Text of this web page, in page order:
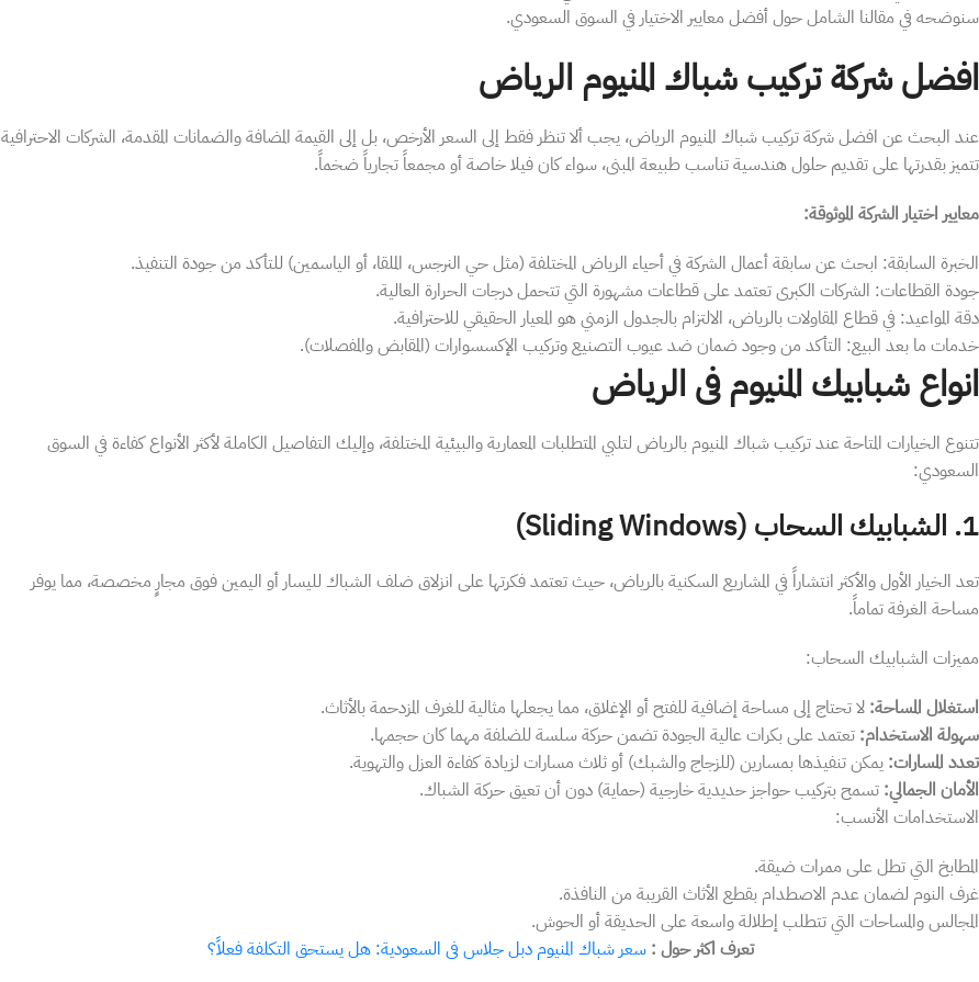
سنوضحه في مقالنا الشامل حول أفضل معايير الاختيار في السوق السعودي.
​افضل شركة تركيب شباك المنيوم الرياض
​عند البحث عن افضل شركة تركيب شباك المنيوم الرياض، يجب ألا تنظر فقط إلى السعر الأرخص، بل إلى القيمة المضافة والضمانات المقدمة، الشركات الاحترافية
تتميز بقدرتها على تقديم حلول هندسية تناسب طبيعة المبنى، سواء كان فيلا خاصة أو مجمعاً تجارياً ضخماً.
​معايير اختيار الشركة الموثوقة:
​الخبرة السابقة: ابحث عن سابقة أعمال الشركة في أحياء الرياض المختلفة (مثل حي النرجس، الملقا، أو الياسمين) للتأكد من جودة التنفيذ.
​جودة القطاعات: الشركات الكبرى تعتمد على قطاعات مشهورة التي تتحمل درجات الحرارة العالية.
​دقة المواعيد: في قطاع المقاولات بالرياض، الالتزام بالجدول الزمني هو المعيار الحقيقي للاحترافية.
​خدمات ما بعد البيع: التأكد من وجود ضمان ضد عيوب التصنيع وتركيب الإكسسوارات (المقابض والمفصلات).
انواع شبابيك المنيوم فى الرياض
​تتنوع الخيارات المتاحة عند تركيب شباك المنيوم بالرياض لتلبي المتطلبات المعمارية والبيئية المختلفة، وإليك التفاصيل الكاملة لأكثر الأنواع كفاءة في السوق
السعودي:
​1. الشبابيك السحاب (Sliding Windows)
​تعد الخيار الأول والأكثر انتشاراً في المشاريع السكنية بالرياض، حيث تعتمد فكرتها على انزلاق ضلف الشباك لليسار أو اليمين فوق مجارٍ مخصصة، مما يوفر
مساحة الغرفة تماماً.
​مميزات الشبابيك السحاب:
​استغلال المساحة: لا تحتاج إلى مساحة إضافية للفتح أو الإغلاق، مما يجعلها مثالية للغرف المزدحمة بالأثاث.
سهولة الاستخدام: تعتمد على بكرات عالية الجودة تضمن حركة سلسة للضلفة مهما كان حجمها.
​تعدد المسارات: يمكن تنفيذها بمسارين (للزجاج والشبك) أو ثلاث مسارات لزيادة كفاءة العزل والتهوية.
​الأمان الجمالي: تسمح بتركيب حواجز حديدية خارجية (حماية) دون أن تعيق حركة الشباك.
​الاستخدامات الأنسب:
​المطابخ التي تطل على ممرات ضيقة.
​غرف النوم لضمان عدم الاصطدام بقطع الأثاث القريبة من النافذة.
​المجالس والمساحات التي تتطلب إطلالة واسعة على الحديقة أو الحوش.
تعرف اكثر حول : سعر شباك المنيوم دبل جلاس فى السعودية: هل يستحق التكلفة فعلاً؟